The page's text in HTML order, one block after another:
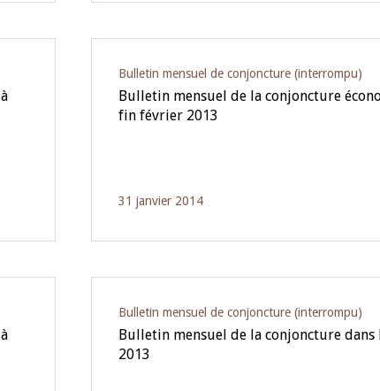
Bulletin mensuel de conjoncture (interrompu)
Bulletin mensuel de la conjoncture
fin février 2013
31 janvier 2014
Bulletin mensuel de conjoncture (interrompu)
Bulletin mensuel de la conjoncture dans
2013